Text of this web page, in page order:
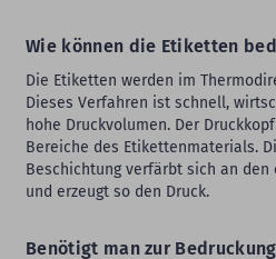
Wie können die Etiketten
Die Etiketten werden im
Dieses Verfahren ist schnell,
hohe Druckvolumen. Der
Bereiche des Etikettenmaterials.
Beschichtung verfärbt sich an
und erzeugt so den Druck.
Benötigt man zur